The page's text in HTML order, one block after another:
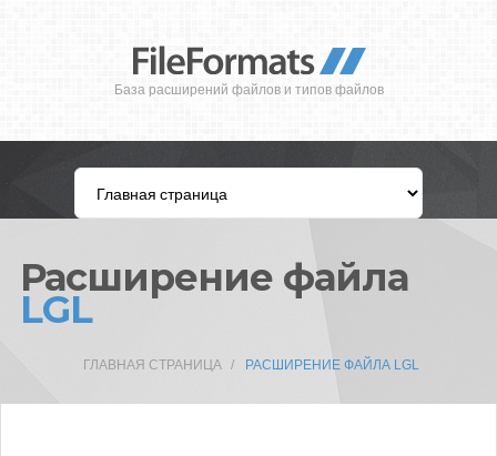
База расширений файлов и типов файлов
Расширение файла
LGL
ГЛАВНАЯ СТРАНИЦА РАСШИРЕНИЕ ФАЙЛА LGL